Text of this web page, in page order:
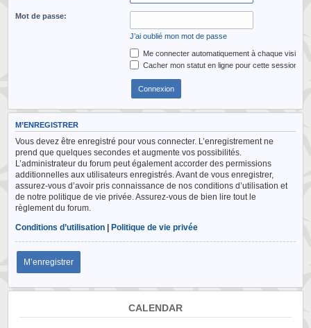
Mot de passe:
J’ai oublié mon mot de passe
Me connecter automatiquement à chaque visite
Cacher mon statut en ligne pour cette session
M’ENREGISTRER
Vous devez être enregistré pour vous connecter. L’enregistrement ne
prend que quelques secondes et augmente vos possibilités.
L’administrateur du forum peut également accorder des permissions
additionnelles aux utilisateurs enregistrés. Avant de vous enregistrer,
assurez-vous d’avoir pris connaissance de nos conditions d’utilisation et
de notre politique de vie privée. Assurez-vous de bien lire tout le
règlement du forum.
Conditions d’utilisation |Politique de vie privée
M’enregistrer
CALENDAR